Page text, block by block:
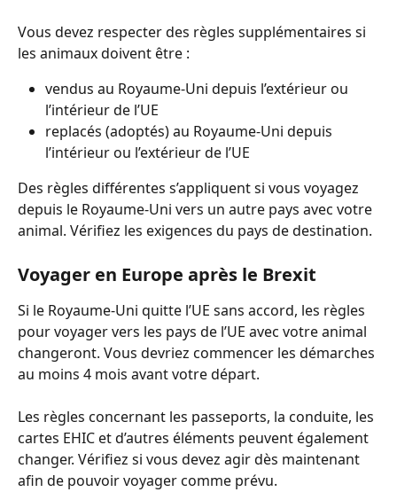
Vous devez respecter des règles supplémentaires si
les animaux doivent être :
vendus au Royaume-Uni depuis l’extérieur ou
l’intérieur de l’UE
replacés (adoptés) au Royaume-Uni depuis
l’intérieur ou l’extérieur de l’UE
Des règles différentes s’appliquent si vous voyagez
depuis le Royaume-Uni vers un autre pays avec votre
animal. Vérifiez les exigences du pays de destination.
Voyager en Europe après le Brexit
Si le Royaume-Uni quitte l’UE sans accord, les règles
pour voyager vers les pays de l’UE avec votre animal
changeront. Vous devriez commencer les démarches
au moins 4 mois avant votre départ.
Les règles concernant les passeports, la conduite, les
cartes EHIC et d’autres éléments peuvent également
changer. Vérifiez si vous devez agir dès maintenant
afin de pouvoir voyager comme prévu.